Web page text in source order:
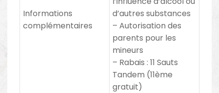
Informations
complémentaires
d’autres substances
– Autorisation des
parents pour les
mineurs
– Rabais :11 Sauts
Tandem (11ème
gratuit)